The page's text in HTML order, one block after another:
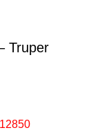
Truper